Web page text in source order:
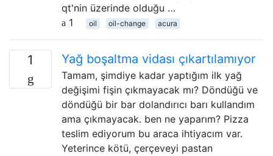
qt'nin üzerinde olduğu …
1
oil oil-change acura
1 Yağ boşaltma vidası çıkartılamıyor
Tamam, şimdiye kadar yaptığım ilk yağ
değişimi fişin çıkmayacak mı? Döndüğü ve
döndüğü bir bar dolandırıcı barı kullandım
ama çıkmayacak. ben ne yaparım? Pizza
teslim ediyorum bu araca ihtiyacım var.
Yeterince kötü, çerçeveyi pastan